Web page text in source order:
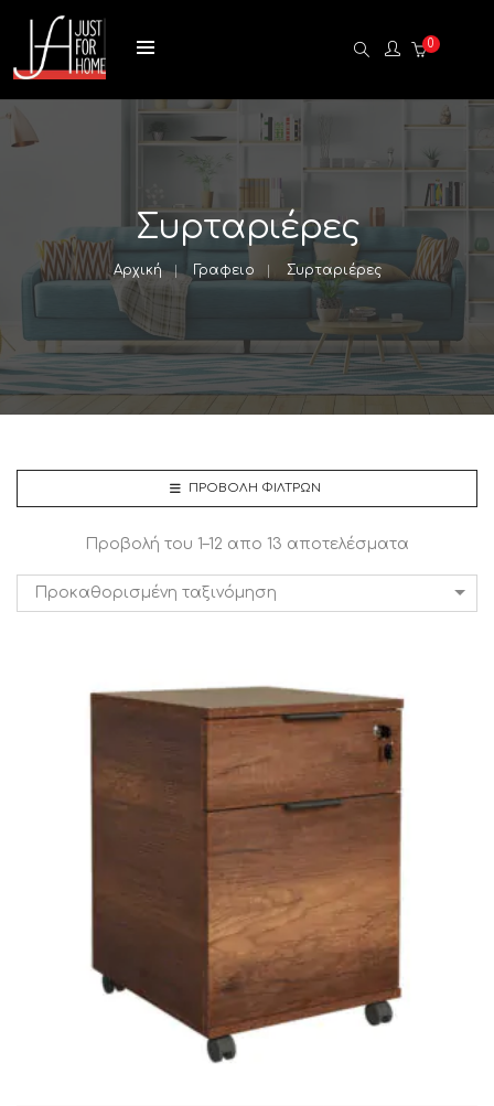
0
Συρταριέρες
Αρχική Γραφειο Συρταριέρες
ΠΡΟΒΟΛΉ ΦΊΛΤΡΩΝ
Προβολή του 1–12 απο 13 αποτελέσματα
Προκαθορισμένη ταξινόμηση